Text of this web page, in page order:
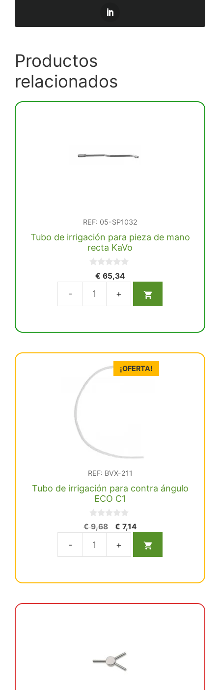
Productos
relacionados
REF: 05-SP1032
Tubo de irrigación para pieza de mano
recta KaVo
d
5
€ 65,34
Tubo
pieza
de
mano
¡OFERTA!
REF: BVX-211
Tubo de irrigación para contra ángulo
ECO C1
0
d
5
€9,68
El
original
era:
€ 7,14El
actual
es:
Tubo
contra